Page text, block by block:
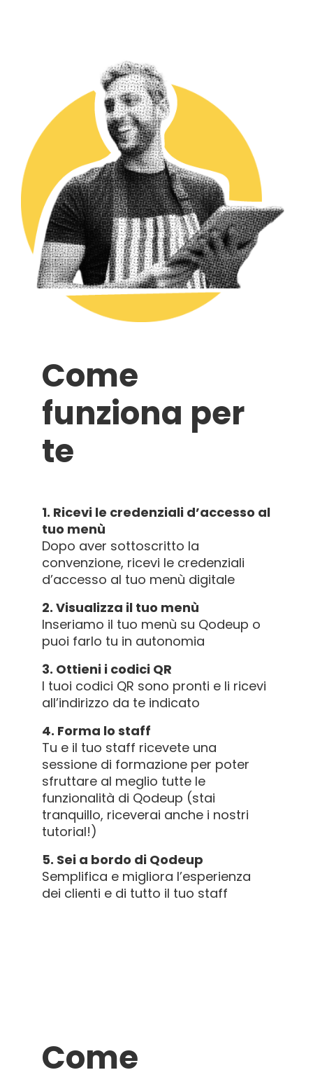
Come
funziona per
te
1. Ricevi le credenziali d’accesso al
tuo menù
Dopo aver sottoscritto la
convenzione, ricevi le credenziali
d’accesso al tuo menù digitale
2. Visualizza il tuo menù
Inseriamo il tuo menù su Qodeup o
puoi farlo tu in autonomia
3. Ottieni i codici QR
I tuoi codici QR sono pronti e li ricevi
all’indirizzo da te indicato
4. Forma lo staff
Tu e il tuo staff ricevete una
sessione di formazione per poter
sfruttare al meglio tutte le
funzionalità di Qodeup (stai
tranquillo, riceverai anche i nostri
tutorial!)
5. Sei a bordo di Qodeup
Semplifica e migliora l’esperienza
dei clienti e di tutto il tuo staff
Come